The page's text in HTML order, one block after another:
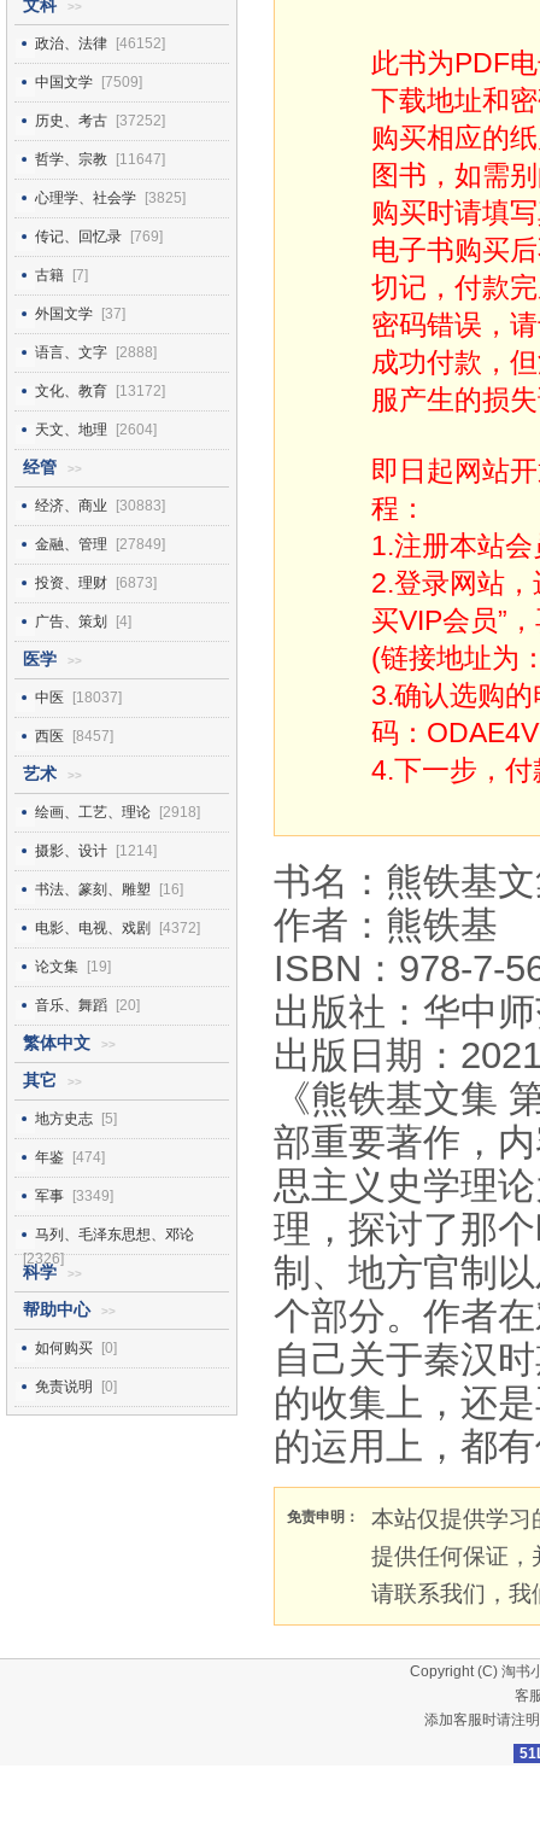
文科 >>
政治、法律 [46152]
中国文学 [7509]
历史、考古 [37252]
哲学、宗教 [11647]
心理学、社会学 [3825]
传记、回忆录 [769]
古籍 [7]
外国文学 [37]
语言、文字 [2888]
文化、教育 [13172]
天文、地理 [2604]
经管 >>
经济、商业 [30883]
金融、管理 [27849]
投资、理财 [6873]
广告、策划 [4]
医学 >>
中医 [18037]
西医 [8457]
艺术 >>
绘画、工艺、理论 [2918]
摄影、设计 [1214]
书法、篆刻、雕塑 [16]
电影、电视、戏剧 [4372]
论文集 [19]
音乐、舞蹈 [20]
繁体中文 >>
其它 >>
地方史志 [5]
年鉴 [474]
军事 [3349]
马列、毛泽东思想、邓论
[2326]
科学 >>
帮助中心 >>
如何购买 [0]
免责说明 [0]
此书为PDF
下载地址和
购买相应的
图书，如需
购买时请填
电子书购买
切记，付款
密码错误，
成功付款，
服产生的损
即日起网站
程：
1.注册本站会
2.登录网站，
买VIP会员”
(链接地址为
3.确认选购
码：
4.下一步，
书名：熊铁基
作者：熊铁基
ISBN：978-7-
出版社：华中
出版日期：
《熊铁基文集
部重要著作，
思主义史学理
理，探讨了那
制、地方官制
个部分。作者
自己关于秦汉
的收集上，还
的运用上，都
免责申明：
本站仅提供学习
提供任何保证，
请联系我们，我
Copyright (C) 淘书
客
添加客服时请注